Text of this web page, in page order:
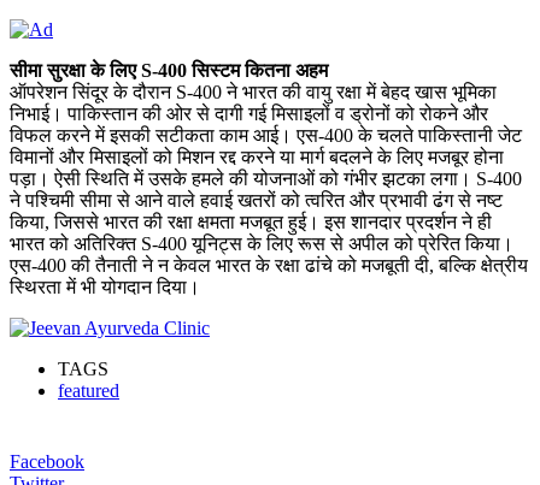
सीमा सुरक्षा के लिए S-400 सिस्टम कितना अहम
ऑपरेशन सिंदूर के दौरान S-400 ने भारत की वायु रक्षा में बेहद खास भूमिका
निभाई। पाकिस्तान की ओर से दागी गई मिसाइलों व ड्रोनों को रोकने और
विफल करने में इसकी सटीकता काम आई। एस-400 के चलते पाकिस्तानी जेट
विमानों और मिसाइलों को मिशन रद्द करने या मार्ग बदलने के लिए मजबूर होना
पड़ा। ऐसी स्थिति में उसके हमले की योजनाओं को गंभीर झटका लगा। S-400
ने पश्चिमी सीमा से आने वाले हवाई खतरों को त्वरित और प्रभावी ढंग से नष्ट
किया, जिससे भारत की रक्षा क्षमता मजबूत हुई। इस शानदार प्रदर्शन ने ही
भारत को अतिरिक्त S-400 यूनिट्स के लिए रूस से अपील को प्रेरित किया।
एस-400 की तैनाती ने न केवल भारत के रक्षा ढांचे को मजबूती दी, बल्कि क्षेत्रीय
स्थिरता में भी योगदान दिया।
TAGS
featured
Facebook